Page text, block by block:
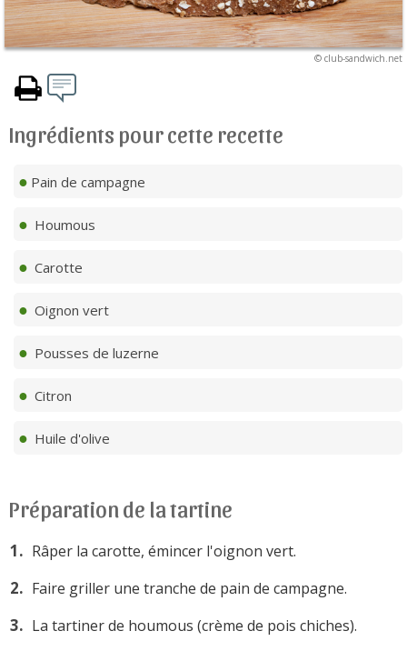
© club-sandwich.net
Ingrédients pour cette recette
Pain de campagne
Houmous
Carotte
Oignon vert
Pousses de luzerne
Citron
Huile d'olive
Préparation de la tartine
Râper la carotte, émincer l'oignon vert.
Faire griller une tranche de pain de campagne.
La tartiner de houmous (crème de pois chiches).